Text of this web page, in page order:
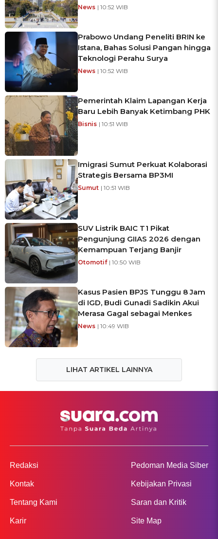
News | 10:52 WIB
Prabowo Undang Peneliti BRIN ke
Istana, Bahas Solusi Pangan hingga
Teknologi Perahu Surya
News | 10:52 WIB
Pemerintah Klaim Lapangan Kerja
Baru Lebih Banyak Ketimbang PHK
Bisnis | 10:51 WIB
Imigrasi Sumut Perkuat Kolaborasi
Strategis Bersama BP3MI
Sumut | 10:51 WIB
SUV Listrik BAIC T1 Pikat
Pengunjung GIIAS 2026 dengan
Kemampuan Terjang Banjir
Otomotif | 10:50 WIB
Kasus Pasien BPJS Tunggu 8 Jam
di IGD, Budi Gunadi Sadikin Akui
Merasa Gagal sebagai Menkes
News | 10:49 WIB
LIHAT ARTIKEL LAINNYA
Redaksi
Kontak
Tentang Kami
Karir
Pedoman Media Siber
Kebijakan Privasi
Saran dan Kritik
Site Map